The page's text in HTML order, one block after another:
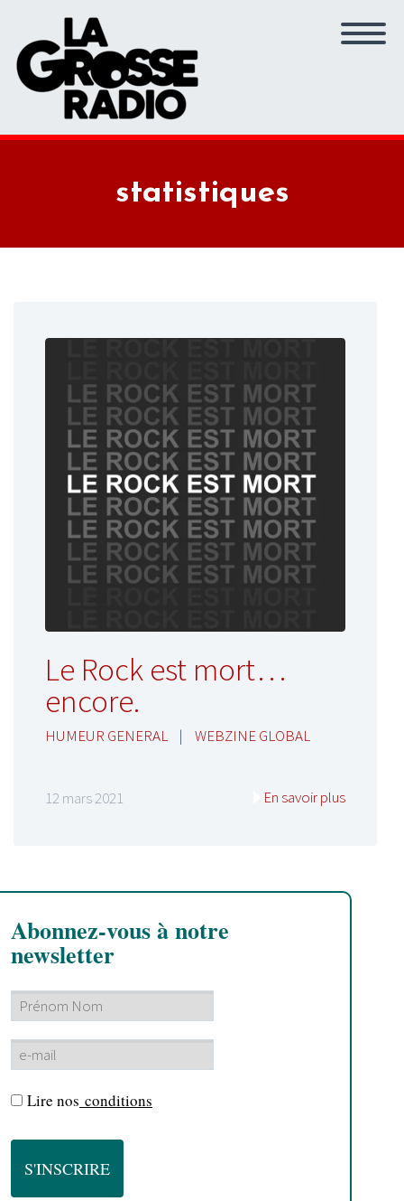
statistiques
Le Rock est mort…
encore.
HUMEUR GENERAL | WEBZINE GLOBAL
12 mars 2021 En savoir plus
Abonnez-vous à notre
newsletter
Lire nos conditions